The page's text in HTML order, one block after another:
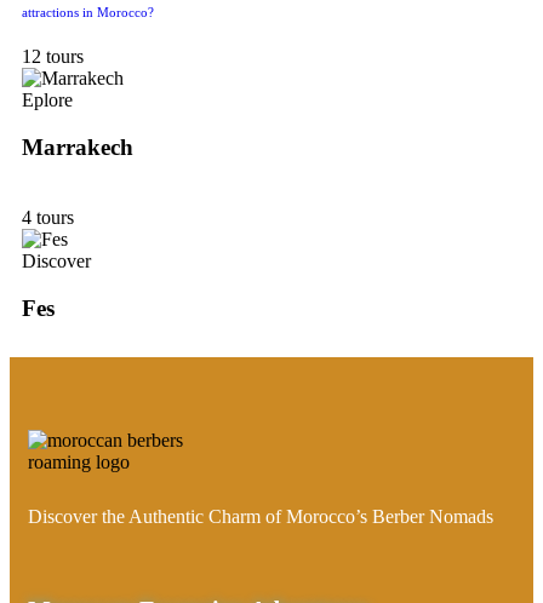
attractions in Morocco?
12 tours
Eplore
Marrakech
4 tours
Discover
Fes
Discover the Authentic Charm of Morocco’s Berber Nomads